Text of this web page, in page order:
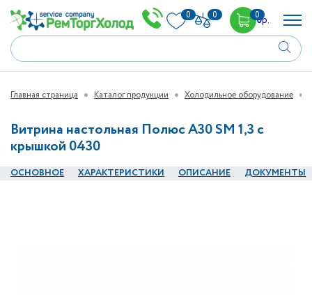
0 0 00р.
Главная страница Каталог продукции Холодильное оборудование
Витрина настольная Полюс А30 SM 1,3 с
крышкой 0430
ОСНОВНОЕ ХАРАКТЕРИСТИКИ ОПИСАНИЕ ДОКУМЕНТЫ